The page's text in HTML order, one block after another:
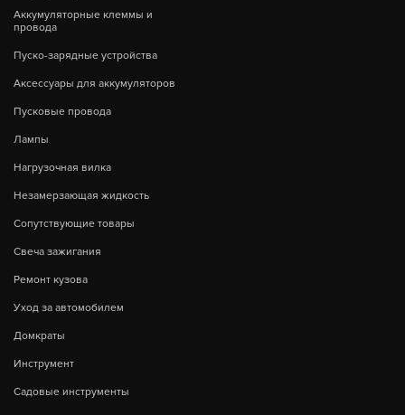
Аккумуляторные клеммы и
провода
Пуско-зарядные устройства
Аксессуары для аккумуляторов
Пусковые провода
Лампы
Нагрузочная вилка
Незамерзающая жидкость
Сопутствующие товары
Свеча зажигания
Ремонт кузова
Уход за автомобилем
Домкраты
Инструмент
Садовые инструменты